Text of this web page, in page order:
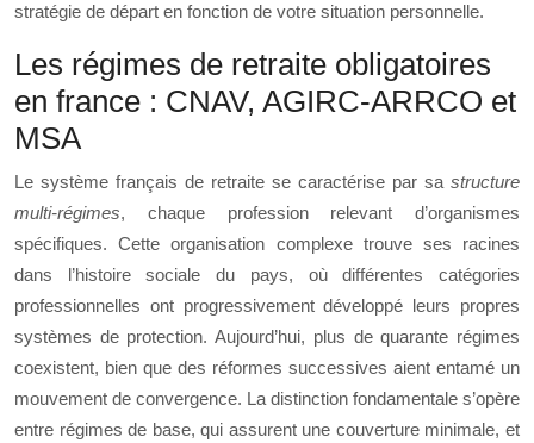
stratégie de départ en fonction de votre situation personnelle.
Les régimes de retraite obligatoires
en france : CNAV, AGIRC-ARRCO et
MSA
Le système français de retraite se caractérise par sa structure
multi-régimes, chaque profession relevant d’organismes
spécifiques. Cette organisation complexe trouve ses racines
dans l’histoire sociale du pays, où différentes catégories
professionnelles ont progressivement développé leurs propres
systèmes de protection. Aujourd’hui, plus de quarante régimes
coexistent, bien que des réformes successives aient entamé un
mouvement de convergence. La distinction fondamentale s’opère
entre régimes de base, qui assurent une couverture minimale, et